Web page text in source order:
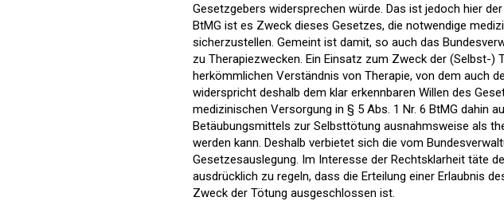
Gesetzgebers widersprechen würde. Das ist jedoch hier
BtMG ist es Zweck dieses Gesetzes, die notwendige
sicherzustellen. Gemeint ist damit, so auch das
zu Therapiezwecken. Ein Einsatz zum Zweck der (Selbst-
herkömmlichen Verständnis von Therapie, von dem auch
widerspricht deshalb dem klar erkennbaren Willen des
medizinischen Versorgung in § 5 Abs. 1 Nr. 6 BtMG dahin
Betäubungsmittels zur Selbsttötung ausnahmsweise als
werden kann. Deshalb verbietet sich die vom
Gesetzesauslegung. Im Interesse der Rechtsklarheit täte
ausdrücklich zu regeln, dass die Erteilung einer Erlaubnis
Zweck der Tötung ausgeschlossen ist.